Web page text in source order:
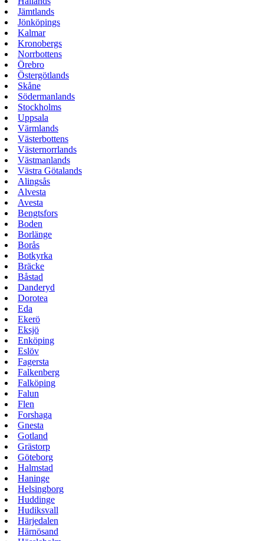
Jämtlands
Jönköpings
Kalmar
Kronobergs
Norrbottens
Örebro
Östergötlands
Skåne
Södermanlands
Stockholms
Uppsala
Värmlands
Västerbottens
Västernorrlands
Västmanlands
Västra Götalands
Alingsås
Alvesta
Avesta
Bengtsfors
Boden
Borlänge
Borås
Botkyrka
Bräcke
Båstad
Danderyd
Dorotea
Eda
Ekerö
Eksjö
Enköping
Eslöv
Fagersta
Falkenberg
Falköping
Falun
Flen
Forshaga
Gnesta
Gotland
Grästorp
Göteborg
Halmstad
Haninge
Helsingborg
Huddinge
Hudiksvall
Härjedalen
Härnösand